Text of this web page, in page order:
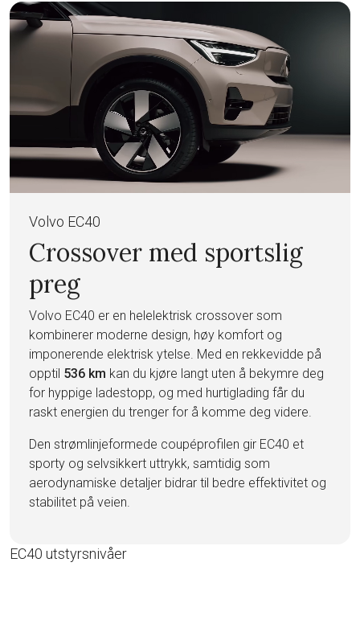
Volvo EC40
Crossover med sportslig
preg
Volvo EC40 er en helelektrisk crossover som
kombinerer moderne design, høy komfort og
imponerende elektrisk ytelse. Med en rekkevidde på
opptil 536 km kan du kjøre langt uten å bekymre deg
for hyppige ladestopp, og med hurtiglading får du
raskt energien du trenger for å komme deg videre.
Den strømlinjeformede coupéprofilen gir EC40 et
sporty og selvsikkert uttrykk, samtidig som
aerodynamiske detaljer bidrar til bedre effektivitet og
stabilitet på veien.
EC40 utstyrsnivåer